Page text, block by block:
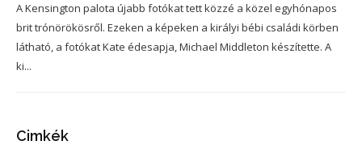
A Kensington palota újabb fotókat tett közzé a közel egyhónapos
brit trónörökösről. Ezeken a képeken a királyi bébi családi körben
látható, a fotókat Kate édesapja, Michael Middleton készítette. A
ki...
Cimkék